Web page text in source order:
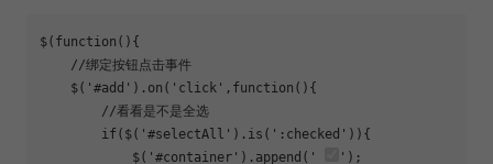
$(function(){
    //绑定按钮点击事件
    $('#add').on('click',function(){
        //看看是不是全选
        if($('#selectAll').is(':checked')){
            $('#container').append('
');